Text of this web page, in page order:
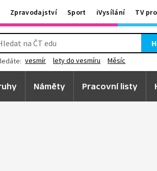
Zpravodajství Sport iVysílání TV
vesmír lety do vesmíru Měsíc
Náměty Pracovní listy